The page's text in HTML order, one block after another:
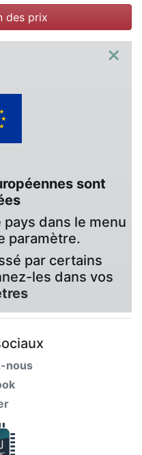
des prix
×
sont
dans le menu
paramètre.
par certains
les dans vos
nous